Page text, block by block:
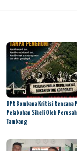
DPR Bombana Kritisi Rencana
Pelabuhan Sikeli Oleh
Tambang